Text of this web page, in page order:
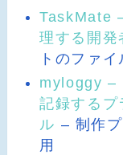
TaskMate
理する開発
トのファ
myloggy –
記録するプ
ル – 制作
用